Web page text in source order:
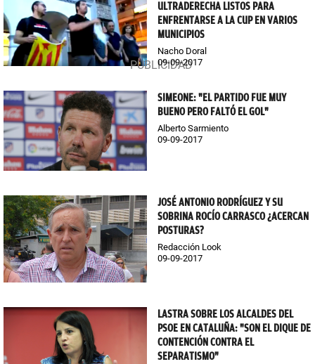
ULTRADERECHA LISTOS PARA
ENFRENTARSE A LA CUP EN VARIOS
MUNICIPIOS
Nacho Doral
09-09-2017
SIMEONE: "EL PARTIDO FUE MUY
BUENO PERO FALTÓ EL GOL"
Alberto Sarmiento
09-09-2017
JOSÉ ANTONIO RODRÍGUEZ Y SU
SOBRINA ROCÍO CARRASCO ¿ACERCAN
POSTURAS?
Redacción Look
09-09-2017
LASTRA SOBRE LOS ALCALDES DEL
PSOE EN CATALUÑA: "SON EL DIQUE DE
CONTENCIÓN CONTRA EL
SEPARATISMO"